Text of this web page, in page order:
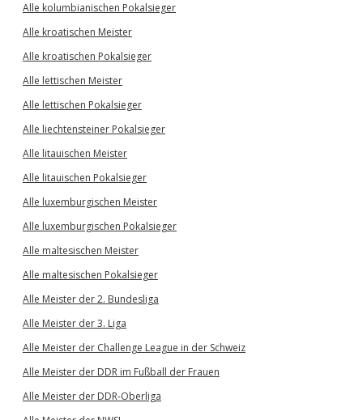
Alle kolumbianischen Pokalsieger
Alle kroatischen Meister
Alle kroatischen Pokalsieger
Alle lettischen Meister
Alle lettischen Pokalsieger
Alle liechtensteiner Pokalsieger
Alle litauischen Meister
Alle litauischen Pokalsieger
Alle luxemburgischen Meister
Alle luxemburgischen Pokalsieger
Alle maltesischen Meister
Alle maltesischen Pokalsieger
Alle Meister der 2. Bundesliga
Alle Meister der 3. Liga
Alle Meister der Challenge League in der Schweiz
Alle Meister der DDR im Fußball der Frauen
Alle Meister der DDR-Oberliga